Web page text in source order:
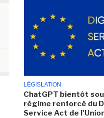
LÉGISLATION
ChatGPT bientôt
régime renforcé du
Service Act de